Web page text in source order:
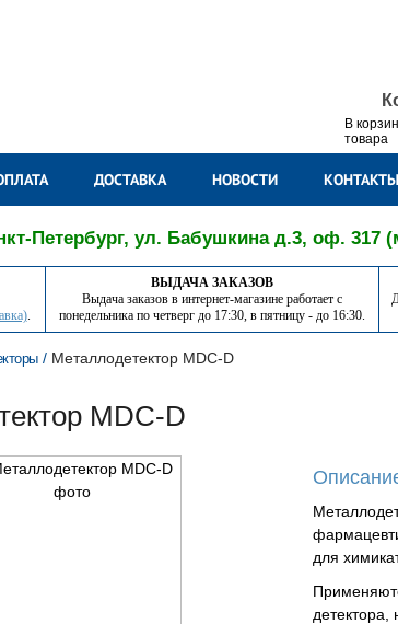
В
товара
ДОСТАВКА НОВОСТИ КОНТАКТЫ
Петербург, ул. Бабушкина д.3, оф. 317
.
ВЫДАЧА ЗАКАЗОВ
Выдача заказов в интернет-магазине работает с
понедельника по четверг до 17:30, в пятницу - до 16:30.
/ Металлодетектор MDC-D
MDC-D
для